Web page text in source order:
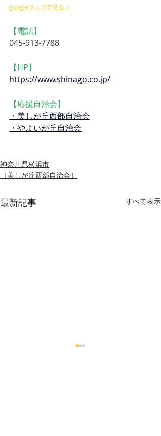
googleマップで見る＞
【電話】
045-913-7788
【HP】
https://www.shinago.co.jp/
【応援自治会】
・美しが丘西部自治会
・やよいが丘自治会
神奈川県横浜市
［美しが丘西部自治会］
最新記事 すべて表示